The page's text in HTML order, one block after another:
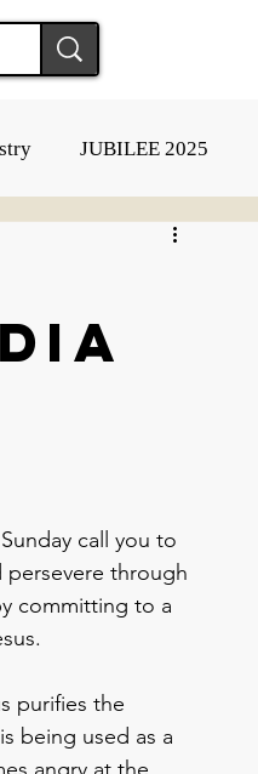
JUBILEE 2025
call you to
persevere through
committing to a
purifies the
being used as a